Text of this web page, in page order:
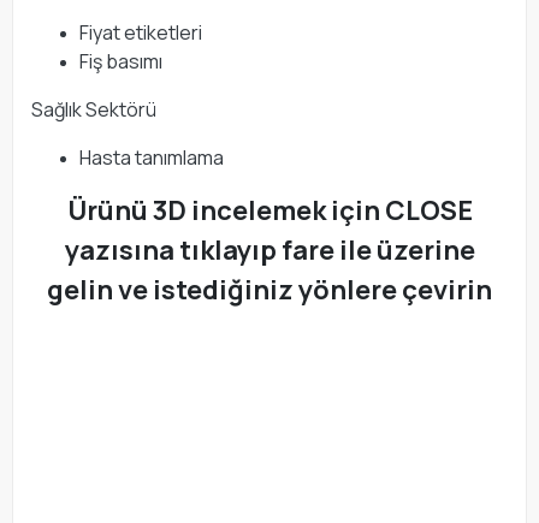
Fiyat etiketleri
Fiş basımı
Sağlık Sektörü
Hasta tanımlama
Ürünü 3D incelemek için CLOSE
yazısına tıklayıp fare ile üzerine
gelin ve istediğiniz yönlere çevirin